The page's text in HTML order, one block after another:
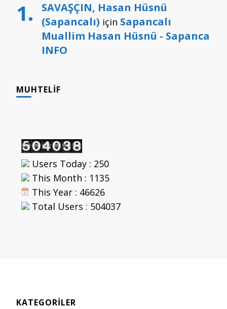
SAVAŞÇIN, Hasan Hüsnü
(Sapancalı) için Sapancalı
Muallim Hasan Hüsnü - Sapanca
INFO
MUHTELIF
Users Today : 250
This Month : 1135
This Year : 46626
Total Users : 504037
KATEGORILER